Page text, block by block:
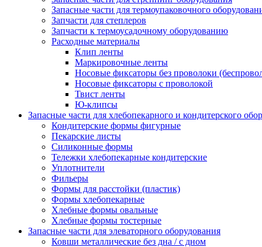
Запасные части для термоупаковочного
Запчасти для степлеров
Запчасти к термоусадочному оборудованию
Расходные материалы
Клип ленты
Маркировочные ленты
Носовые фиксаторы без проволоки
Носовые фиксаторы с проволокой
Твист ленты
Ю-клипсы
Запасные части для хлебопекарного и кондитерского
Кондитерские формы фигурные
Пекарские листы
Силиконные формы
Тележки хлебопекарные кондитерские
Уплотнители
Фильеры
Формы для расстойки (пластик)
Формы хлебопекарные
Хлебные формы овальные
Хлебные формы тостерные
Запасные части для элеваторного оборудования
Ковши металлические без дна / с дном